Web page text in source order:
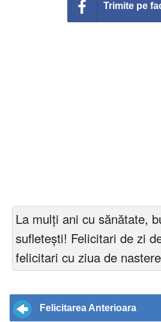
Trimite pe
La mulți ani cu sănătate,
sufletești! Felicitari de zi
felicitari cu ziua de
Felicitarea Anterioara